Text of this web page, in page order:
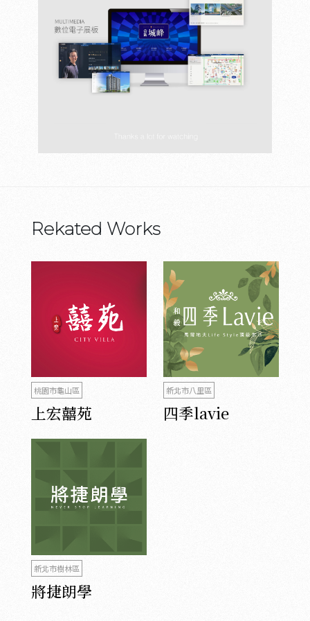
Rekated Works
桃園市龜山區
上宏囍苑
新北市八里區
四季lavie
新北市樹林區
將捷朗學